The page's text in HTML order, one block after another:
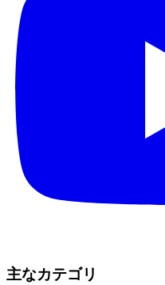
主なカテゴリ